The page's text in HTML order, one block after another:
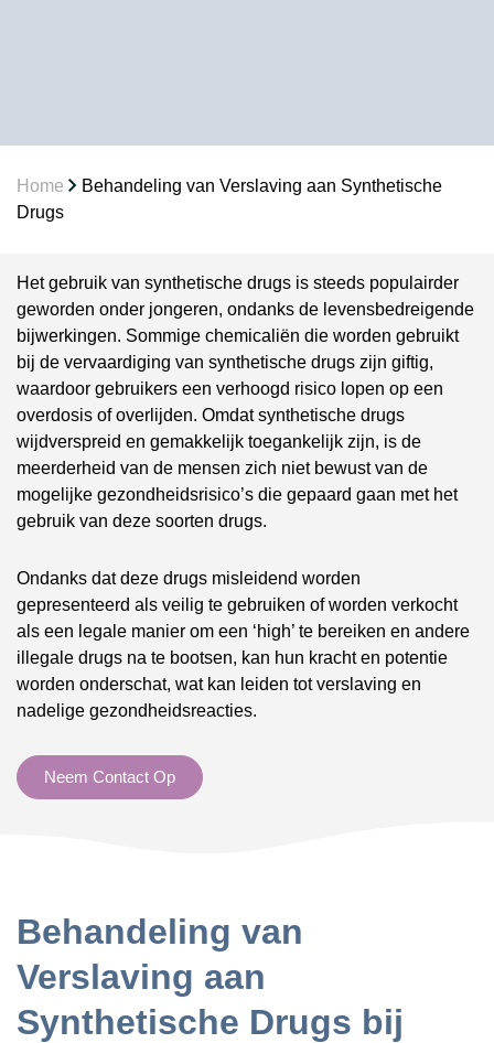
Home
Behandeling van Verslaving aan Synthetische
Drugs
Het gebruik van synthetische drugs is steeds populairder
geworden onder jongeren, ondanks de levensbedreigende
bijwerkingen. Sommige chemicaliën die worden gebruikt
bij de vervaardiging van synthetische drugs zijn giftig,
waardoor gebruikers een verhoogd risico lopen op een
overdosis of overlijden. Omdat synthetische drugs
wijdverspreid en gemakkelijk toegankelijk zijn, is de
meerderheid van de mensen zich niet bewust van de
mogelijke gezondheidsrisico’s die gepaard gaan met het
gebruik van deze soorten drugs.
Ondanks dat deze drugs misleidend worden
gepresenteerd als veilig te gebruiken of worden verkocht
als een legale manier om een ‘high’ te bereiken en andere
illegale drugs na te bootsen, kan hun kracht en potentie
worden onderschat, wat kan leiden tot verslaving en
nadelige gezondheidsreacties.
Neem Contact Op
Behandeling van
Verslaving aan
Synthetische Drugs bij